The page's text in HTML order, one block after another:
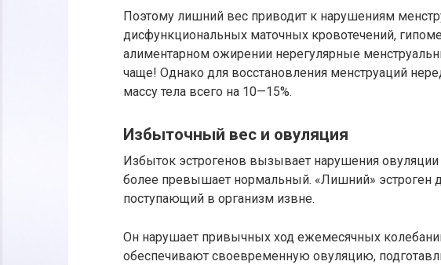
Поэтому лишний вес приводит к нарушениям
дисфункциональных маточных кровотечений,
алиментарном ожирении нерегулярные
чаще! Однако для восстановления менструаций
массу тела всего на 10—15%.
Избыточный вес и овуляция
Избыток эстрогенов вызывает нарушения
более превышает нормальный. «Лишний» эстроген
поступающий в организм извне.
Он нарушает привычных ход ежемесячных
обеспечивают своевременную овуляцию,